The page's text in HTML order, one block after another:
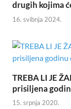
drugih kojima
16. svibnja 2024.
TREBA LI JE
prisiljena
15. srpnja 2020.